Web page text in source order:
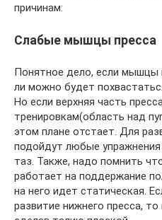
причинам:
Слабые мышцы пресса
Понятное дело, если мышцы
ли можно будет
Но если верхняя часть
тренировкам(область над
этом плане отстает. Для
подойдут любые
таз. Также, надо помнить
работает на поддержание
на него идет статическая.
развитие нижнего пресса,